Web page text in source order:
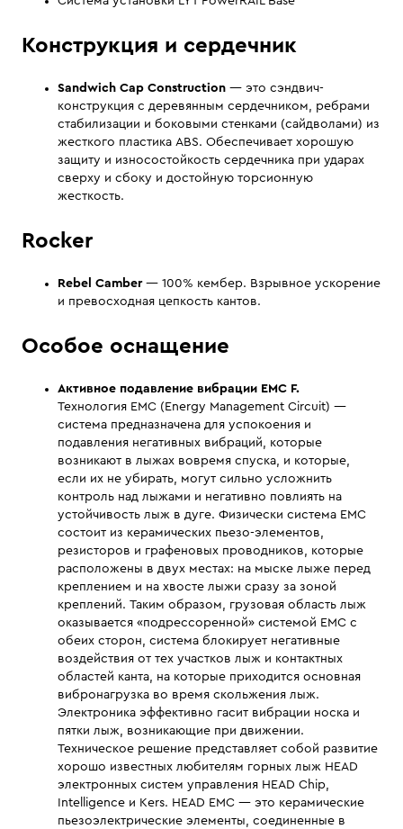
Конструкция и сердечник
Sandwich Cap Construction — это сэндвич-
конструкция с деревянным сердечником, ребрами
стабилизации и боковыми стенками (сайдволами) из
жесткого пластика ABS. Обеспечивает хорошую
защиту и износостойкость сердечника при ударах
сверху и сбоку и достойную торсионную
жесткость.
Rocker
Rebel Camber— 100% кембер. Взрывное ускорение
и превосходная цепкость кантов.
Особое оснащение
Активное подавление вибрации EMC F.
Технология EMC (Energy Management Circuit) —
система предназначена для успокоения и
подавления негативных вибраций, которые
возникают в лыжах вовремя спуска, и которые,
если их не убирать, могут сильно усложнить
контроль над лыжами и негативно повлиять на
устойчивость лыж в дуге. Физически система EMC
состоит из керамических пьезо-элементов,
резисторов и графеновых проводников, которые
расположены в двух местах: на мыске лыже перед
креплением и на хвосте лыжи сразу за зоной
креплений. Таким образом, грузовая область лыж
оказывается «подрессоренной» системой EMC с
обеих сторон, система блокирует негативные
воздействия от тех участков лыж и контактных
областей канта, на которые приходится основная
вибронагрузка во время скольжения лыж.
Электроника эффективно гасит вибрации носка и
пятки лыж, возникающие при движении.
Техническое решение представляет собой развитие
хорошо известных любителям горных лыж HEAD
электронных систем управления HEAD Chip,
Intelligence и Kers. HEAD EMC — это керамические
пьезоэлектрические элементы, соединенные в